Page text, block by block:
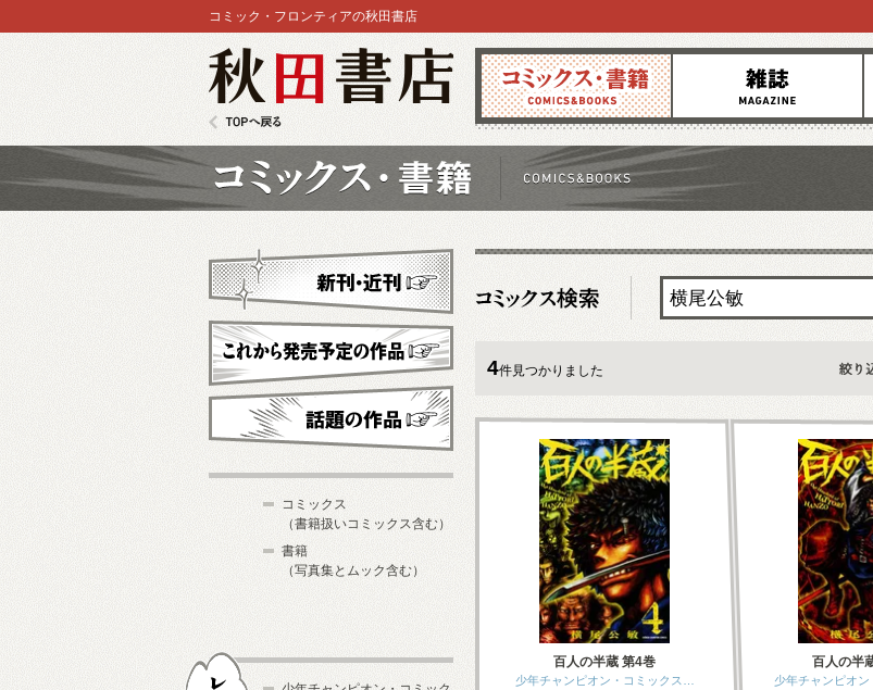
コミックス 雑誌
コミック・フロンティアの秋田書店
4件見つかりました
百人の半蔵 第4巻
少年チャンピオン・コミックス…
百人の半
少年チャンピオン
新刊・近刊
これから発売予定
コミックス
（書籍扱いコミックス含む）
書籍
（写真集とムック含む）